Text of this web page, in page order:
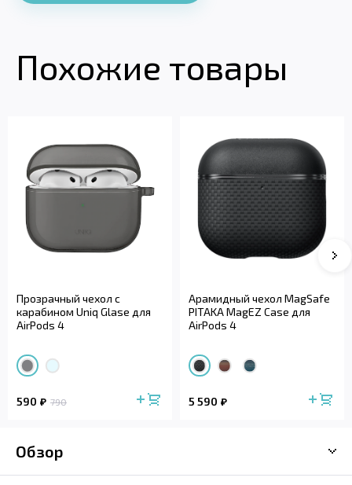
Похожие товары
Прозрачный чехол с
карабином Uniq Glase для
AirPods 4
590 790
Арамидный чехол MagSafe
PITAKA MagEZ Case для
AirPods 4
5 590
Обзор